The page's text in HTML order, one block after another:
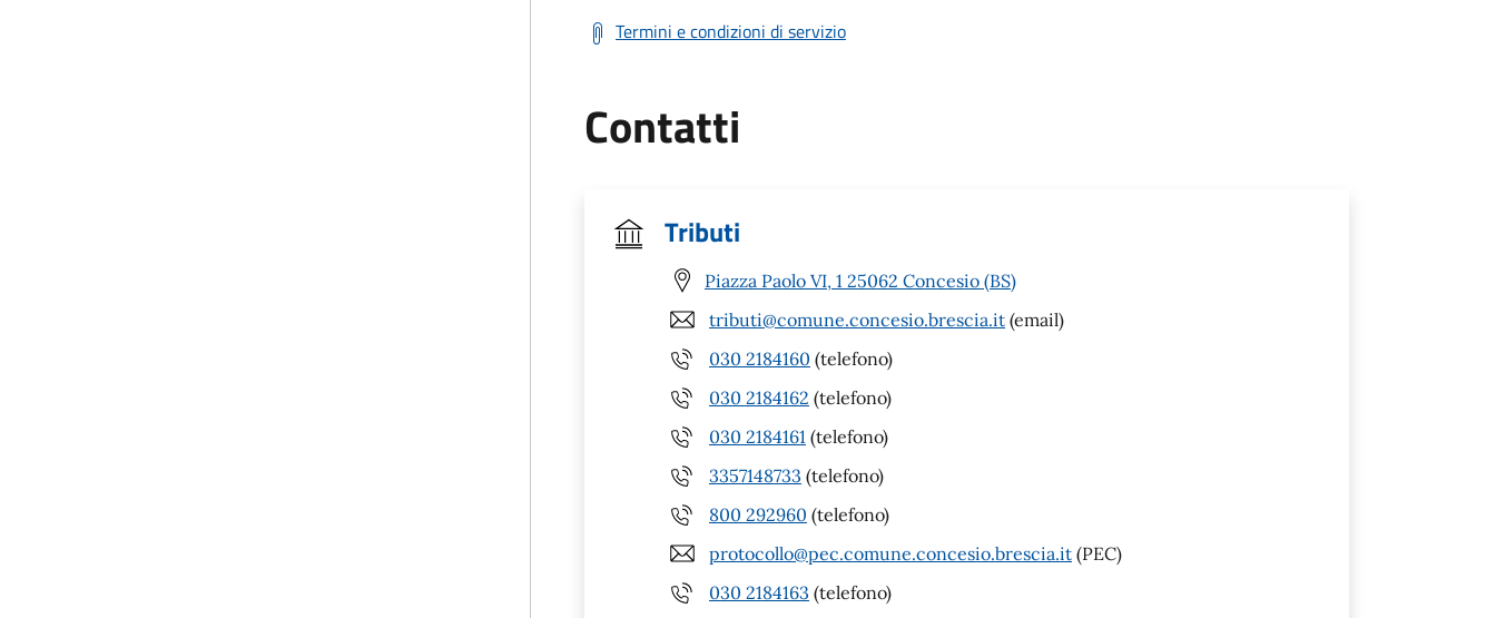
Termini e condizioni di servizio
Contatti
Tributi
Piazza Paolo VI, 1 25062 Concesio (BS)
tributi@comune.concesio.brescia.it (email)
030 2184160 (telefono)
030 2184162 (telefono)
030 2184161 (telefono)
3357148733 (telefono)
800 292960 (telefono)
protocollo@pec.comune.concesio.brescia.it (PEC)
030 2184163 (telefono)